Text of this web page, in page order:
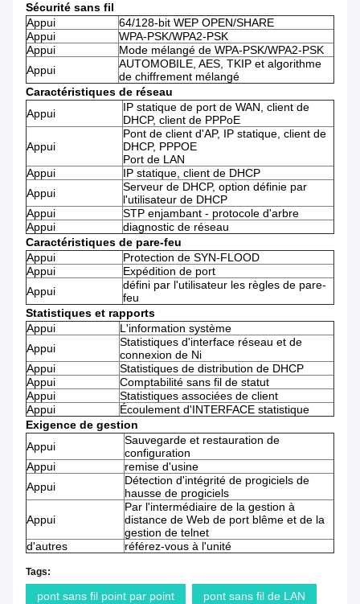
Sécurité sans fil
Appui
64/128-bit WEP OPEN/SHARE
Appui
WPA-PSK/WPA2-PSK
Appui
Mode mélangé de WPA-PSK/WPA2-PSK
Appui
AUTOMOBILE, AES, TKIP et algorithme
de chiffrement mélangé
Caractéristiques de réseau
Appui
IP statique de port de WAN, client de
DHCP, client de PPPoE
Appui
Pont de client d'AP, IP statique, client de
DHCP, PPPOE
Port de LAN
Appui
IP statique, client de DHCP
Appui
Serveur de DHCP, option définie par
l'utilisateur de DHCP
Appui
STP enjambant - protocole d'arbre
Appui
diagnostic de réseau
Caractéristiques de pare-feu
Appui
Protection de SYN-FLOOD
Appui
Expédition de port
Appui
défini par l'utilisateur les règles de pare-
feu
Statistiques et rapports
Appui
L'information système
Appui
Statistiques d'interface réseau et de
connexion de Ni
Appui
Statistiques de distribution de DHCP
Appui
Comptabilité sans fil de statut
Appui
Statistiques associées de client
Appui
Écoulement d'INTERFACE statistique
Exigence de gestion
Appui
Sauvegarde et restauration de
configuration
Appui
remise d'usine
Appui
Détection d'intégrité de progiciels de
hausse de progiciels
Appui
Par l'intermédiaire de la gestion à
distance de Web de port blême et de la
gestion de telnet
d'autres
référez-vous à l'unité
Tags:
pont sans fil point par point pont sans fil de LAN